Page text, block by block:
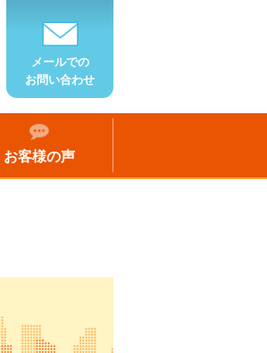
メールでの
お問い合わせ
お客様の声